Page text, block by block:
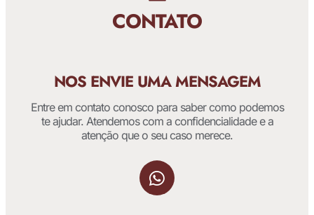
CONTATO
NOS ENVIE UMA MENSAGEM
Entre em contato conosco para saber como podemos
te ajudar. Atendemos com a confidencialidade e a
atenção que o seu caso merece.